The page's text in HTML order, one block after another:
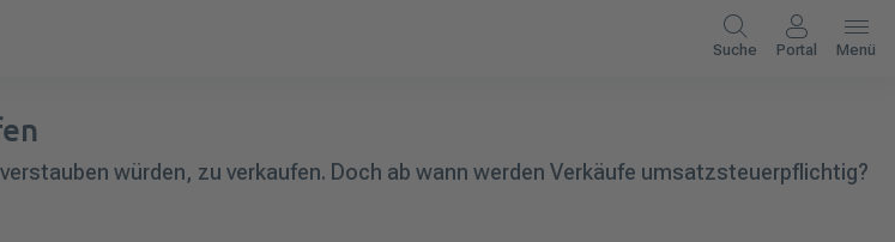
Suche Portal Menü
würden, zu verkaufen. Doch ab wann werden Verkäufe umsatzsteuerpflichtig?